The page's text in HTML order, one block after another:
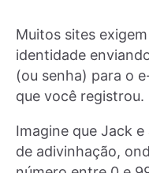
Muitos sites
identidade
(ou senha) para o
que você registrou.
Imagine que Jack
de adivinhação,